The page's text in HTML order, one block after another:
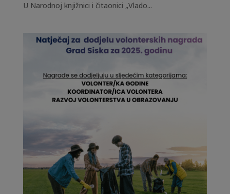
U Narodnoj knjižnici i čitaonici „Vlado...